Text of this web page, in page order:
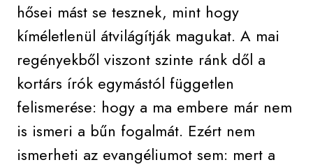
hősei mást se tesznek, mint hogy
kíméletlenül átvilágítják magukat. A mai
regényekből viszont szinte ránk dől a
kortárs írók egymástól független
felismerése: hogy a ma embere már nem
is ismeri a bűn fogalmát. Ezért nem
ismerheti az evangéliumot sem: mert a